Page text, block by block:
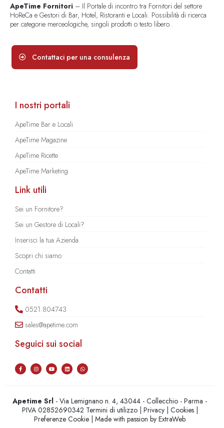
ApeTime Fornitori – Il Portale di incontro tra Fornitori del settore
HoReCa e Gestori di Bar, Hotel, Ristoranti e Locali. Possibilità di ricerca
per categorie merceologiche, singoli prodotti o testo libero..
Contattaci per una consulenza
I nostri portali
ApeTime Bar e Locali
ApeTime Magazine
ApeTime Ricette
ApeTime Marketing
Link utili
Sei un Fornitore?
Sei un Gestore di Locali?
Inserisci la tua Azienda
Scopri chi siamo
Contatti
Contatti
0521.804743
sales@apetime.com
Seguici sui social
Apetime Srl - Via Lemignano n. 4, 43044 - Collecchio - Parma -
PIVA 02852690342 Termini di utilizzo| Privacy| Cookies|
Preferenze Cookie | Made with passion byExtraWeb